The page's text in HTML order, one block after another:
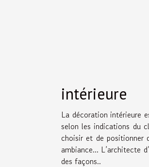
intérieure
La décoration intérieure
selon les indications du
choisir et de positionner
ambiance... L’architecte
des façons..